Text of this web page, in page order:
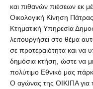
και πιθανών πιέσεων εκ
Οικολογική Κίνηση
Κτηματική Υπηρεσία
λειτουργήσει στο θέμα
σε προτεραιότητα και να
δημόσια κτήση, ώστε να
πολύτιμο Εθνικό μας
Ο αγώνας της ΟΙΚΙΠΑ για